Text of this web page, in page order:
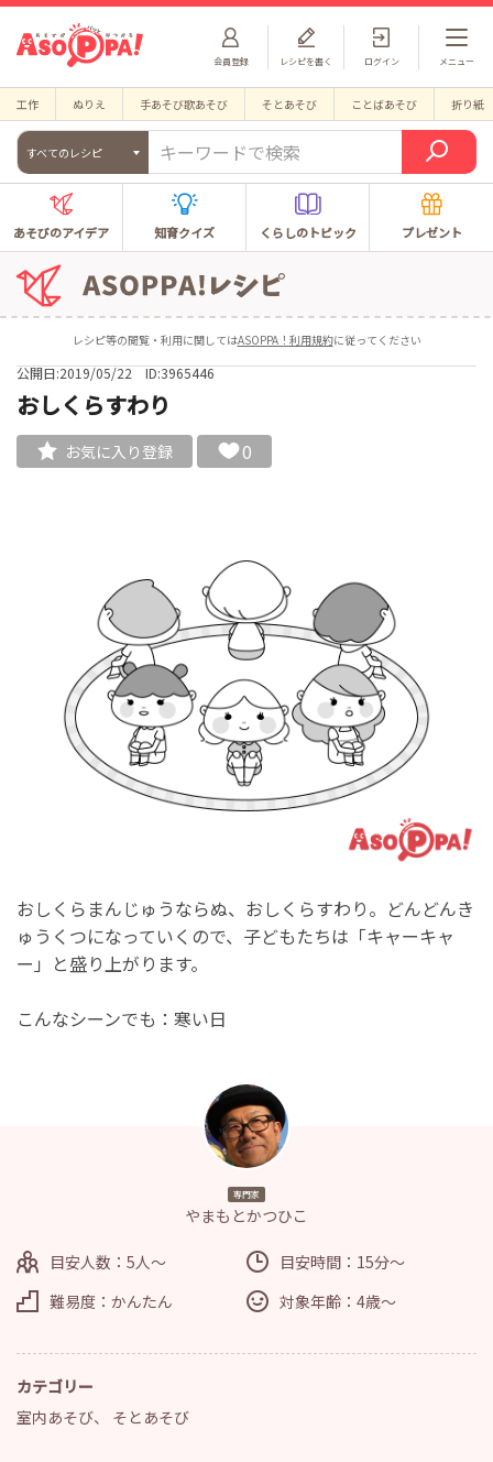
会員登録 ログイン
レシピを書く メニュー
工作 ぬりえ 手あそび歌あそび そとあそび ことばあそび 折り紙
すべてのレシピ
あそびのアイデア 知育クイズ くらしのトピック プレゼント
レシピ等の閲覧・利用に関してはASOPPA！利用規約に従ってください
公開日:2019/05/22 ID:3965446
おしくらすわり
お気に入り登録 0
おしくらまんじゅうならぬ、おしくらすわり。どんどんき
ゅうくつになっていくので、子どもたちは「キャーキャ
ー」と盛り上がります。
こんなシーンでも：寒い日
専門家
やまもとかつひこ
目安人数：5人～
目安時間：15分～
難易度：かんたん
対象年齢：4歳～
カテゴリー
室内あそび、 そとあそび